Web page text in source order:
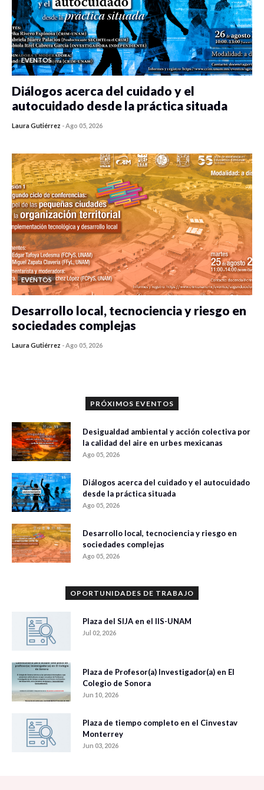
EVENTOS
Diálogos acerca del cuidado y el
autocuidado desde la práctica situada
Laura Gutiérrez -Ago 05, 2026
EVENTOS
Desarrollo local, tecnociencia y riesgo en
sociedades complejas
Laura Gutiérrez -Ago 05, 2026
PRÓXIMOS EVENTOS
Desigualdad ambiental y acción colectiva por
la calidad del aire en urbes mexicanas
Ago 05, 2026
Diálogos acerca del cuidado y el autocuidado
desde la práctica situada
Ago 05, 2026
Desarrollo local, tecnociencia y riesgo en
sociedades complejas
Ago 05, 2026
OPORTUNIDADES DE TRABAJO
Plaza del SIJA en el IIS-UNAM
Jul 02, 2026
Plaza de Profesor(a) Investigador(a) en El
Colegio de Sonora
Jun 10, 2026
Plaza de tiempo completo en el Cinvestav
Monterrey
Jun 03, 2026